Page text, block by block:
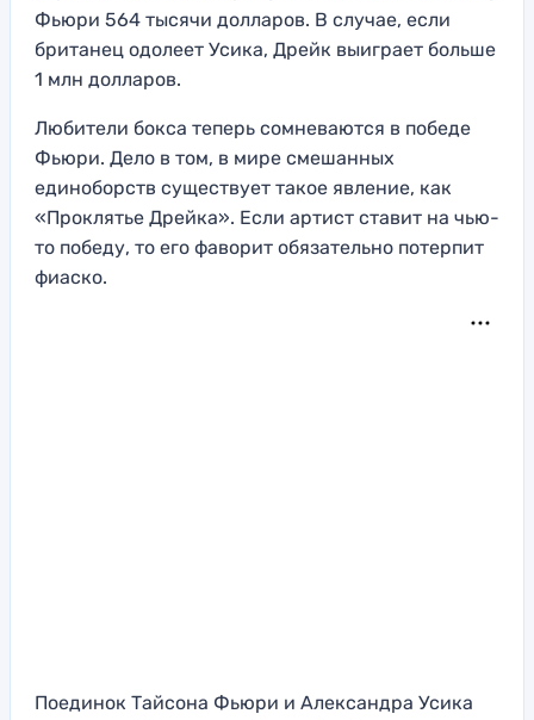
Фьюри 564 тысячи долларов. В случае, если
британец одолеет Усика, Дрейк выиграет больше
1 млн долларов.
Любители бокса теперь сомневаются в победе
Фьюри. Дело в том, в мире смешанных
единоборств существует такое явление, как
«Проклятье Дрейка». Если артист ставит на чью-
то победу, то его фаворит обязательно потерпит
фиаско.
Поединок Тайсона Фьюри и Александра Усика